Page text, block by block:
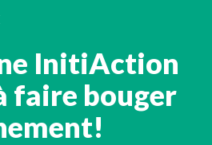
InitiAction
faire bouger